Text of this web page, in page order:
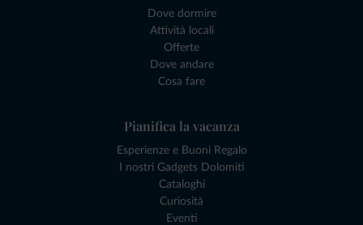
Dove dormire
Attività locali
Offerte
Dove andare
Cosa fare
Pianifica la vacanza
Esperienze e Buoni Regalo
I nostri Gadgets Dolomiti
Cataloghi
Curiosità
Eventi